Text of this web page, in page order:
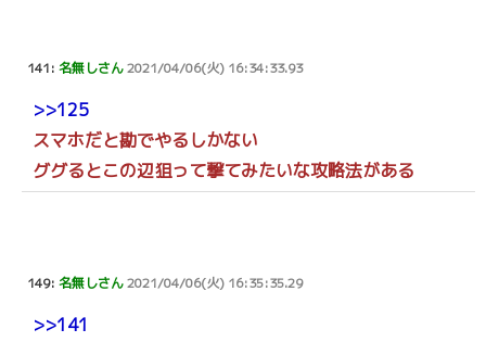
141: 名無しさん2021/04/06(火) 16:34:33.93
>>125
スマホだと勘でやるしかない
ググるとこの辺狙って撃てみたいな攻略法がある
149: 名無しさん2021/04/06(火) 16:35:35.29
>>141